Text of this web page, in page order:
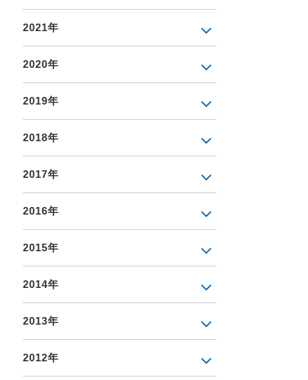
2021年
2020年
2019年
2018年
2017年
2016年
2015年
2014年
2013年
2012年